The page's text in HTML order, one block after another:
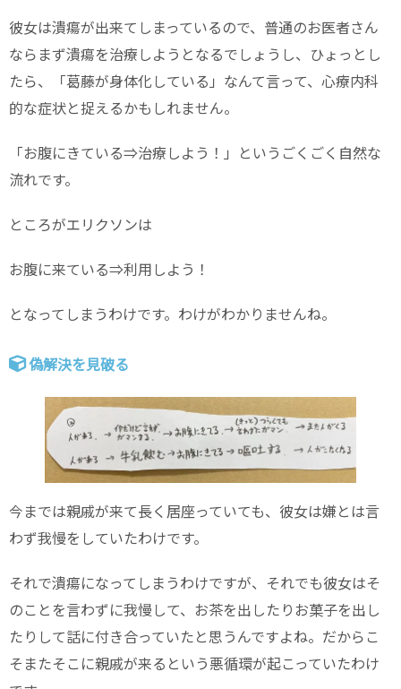
彼女は潰瘍が出来てしまっているので、普通のお医者さん
ならまず潰瘍を治療しようとなるでしょうし、ひょっとし
たら、「葛藤が身体化している」なんて言って、心療内科
的な症状と捉えるかもしれません。
「お腹にきている⇒治療しよう！」というごくごく自然な
流れです。
ところがエリクソンは
お腹に来ている⇒利用しよう！
となってしまうわけです。わけがわかりませんね。
偽解決を見破る
今までは親戚が来て長く居座っていても、彼女は嫌とは言
わず我慢をしていたわけです。
それで潰瘍になってしまうわけですが、それでも彼女はそ
のことを言わずに我慢して、お茶を出したりお菓子を出し
たりして話に付き合っていたと思うんですよね。だからこ
そまたそこに親戚が来るという悪循環が起こっていたわけ